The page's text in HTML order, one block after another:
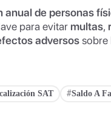
de personas
para evitar multas,
adversos sobre
SAT #Saldo A